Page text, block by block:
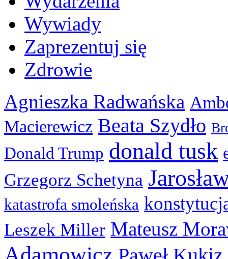
Wywiady
Zaprezentuj się
Zdrowie
Agnieszka Radwańska
Macierewicz Beata Szydło
Donald Trump donald tusk
Grzegorz Schetyna
katastrofa smoleńska
Leszek Miller Mateusz